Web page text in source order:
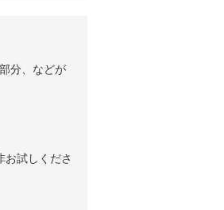
分、などが
お試しくださ